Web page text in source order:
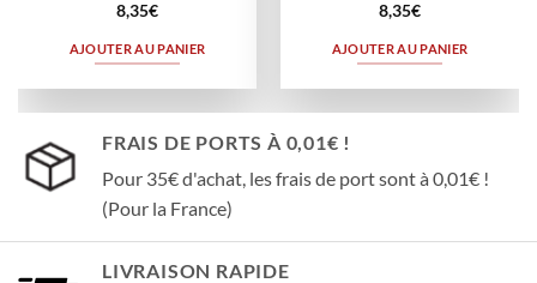
8,35€
AJOUTER AU PANIER
8,35€
AJOUTER AU PANIER
FRAIS DE PORTS À 0,01€ !
Pour 35€ d'achat, les frais de port sont à 0,01€ !
(Pour la France)
LIVRAISON RAPIDE